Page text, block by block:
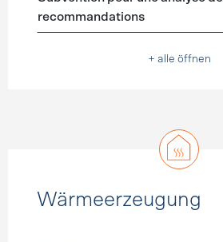
recommandations
+ alle öffnen
Wärmeerzeugung